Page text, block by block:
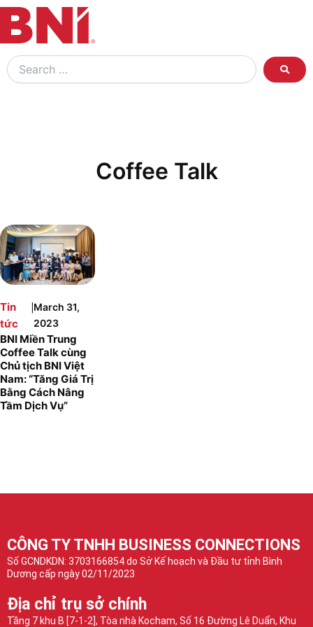
Search
…
Coffee Talk
Tin
tức
|March 31,
2023
BNI Miền Trung
Coffee Talk cùng
Chủ tịch BNI Việt
Nam: “Tăng Giá Trị
Bằng Cách Nâng
Tầm Dịch Vụ”
CÔNG TY TNHH BUSINESS CONNECTIONS
Số GCNDKDN: 3703166854 do Sở Kế hoạch và Đầu tư tỉnh Bình
Dương cấp ngày 02/11/2023
Địa chỉ trụ sở chính
Tầng 7 khu B [7-1-2], Tòa nhà Kocham, Số 16 Đường Lê Duẩn, Khu